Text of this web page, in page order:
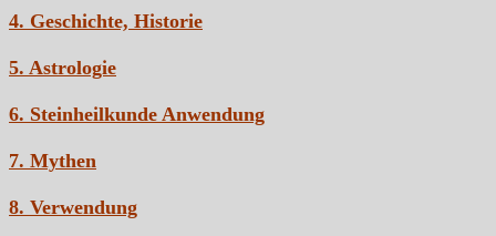
4. Geschichte, Historie
5. Astrologie
6. Steinheilkunde Anwendung
7. Mythen
8. Verwendung